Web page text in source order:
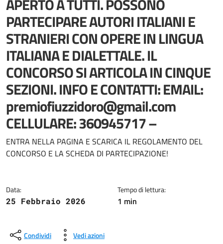
APERTO A TUTTI. POSSONO
PARTECIPARE AUTORI ITALIANI E
STRANIERI CON OPERE IN LINGUA
ITALIANA E DIALETTALE. IL
CONCORSO SI ARTICOLA IN CINQUE
SEZIONI. INFO E CONTATTI: EMAIL:
premiofiuzzidoro@gmail.com
CELLULARE: 360945717 –
Dettagli della notizia
ENTRA NELLA PAGINA E SCARICA IL REGOLAMENTO DEL
CONCORSO E LA SCHEDA DI PARTECIPAZIONE!
Data:
25 Febbraio 2026
Tempo di lettura:
1 min
Condividi Vedi azioni